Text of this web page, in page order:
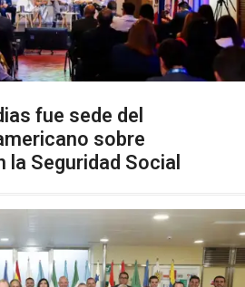
fue sede del
sobre
la Seguridad Social